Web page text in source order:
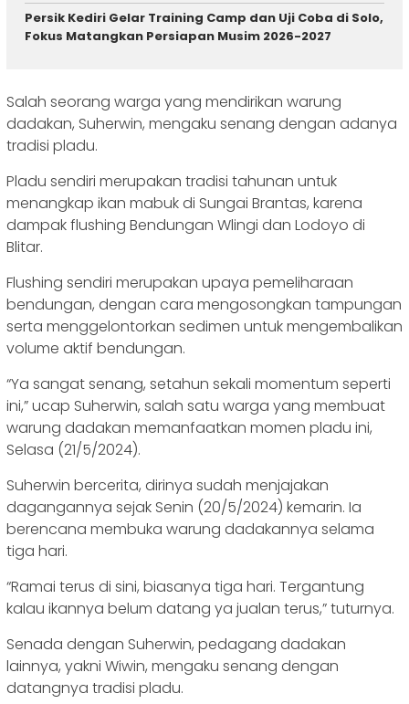
Persik Kediri Gelar Training Camp dan Uji Coba di Solo,
Fokus Matangkan Persiapan Musim 2026-2027
Salah seorang warga yang mendirikan warung
dadakan, Suherwin, mengaku senang dengan adanya
tradisi pladu.
Pladu sendiri merupakan tradisi tahunan untuk
menangkap ikan mabuk di Sungai Brantas, karena
dampak flushing Bendungan Wlingi dan Lodoyo di
Blitar.
Flushing sendiri merupakan upaya pemeliharaan
bendungan, dengan cara mengosongkan tampungan
serta menggelontorkan sedimen untuk mengembalikan
volume aktif bendungan.
“Ya sangat senang, setahun sekali momentum seperti
ini,” ucap Suherwin, salah satu warga yang membuat
warung dadakan memanfaatkan momen pladu ini,
Selasa (21/5/2024).
Suherwin bercerita, dirinya sudah menjajakan
dagangannya sejak Senin (20/5/2024) kemarin. Ia
berencana membuka warung dadakannya selama
tiga hari.
“Ramai terus di sini, biasanya tiga hari. Tergantung
kalau ikannya belum datang ya jualan terus,” tuturnya.
Senada dengan Suherwin, pedagang dadakan
lainnya, yakni Wiwin, mengaku senang dengan
datangnya tradisi pladu.